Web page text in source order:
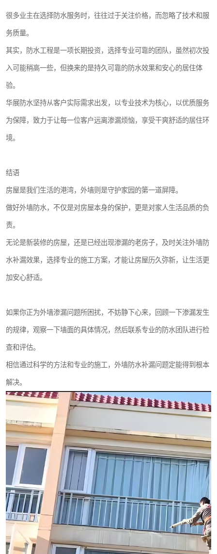
很多业主在选择防水服务时，往往过于关注价格，而忽略了技术和服
务质量。
其实，防水工程是一项长期投资，选择专业可靠的团队，虽然初次投
入可能稍高一些，但换来的是持久可靠的防水效果和安心的居住体
验。
华展防水坚持从客户实际需求出发，以专业技术为核心，以优质服务
为保障，致力于让每一位客户远离渗漏烦恼，享受干爽舒适的居住环
境。
结语
房屋是我们生活的港湾，外墙则是守护家园的第一道屏障。
做好外墙防水，不仅是对房屋本身的保护，更是对家人生活品质的负
责。
无论是新装修的房屋，还是已经出现渗漏的老房子，及时关注外墙防
水补漏效果，选择专业的施工方案，才能让房屋历久弥新，让生活更
加安心舒适。
如果你正为外墙渗漏问题所困扰，不妨静下心来，回顾一下渗漏发生
的规律，观察一下墙面的具体情况，然后联系专业的防水团队进行检
查和评估。
相信通过科学的方法和专业的施工，外墙防水补漏问题定能得到根本
解决。